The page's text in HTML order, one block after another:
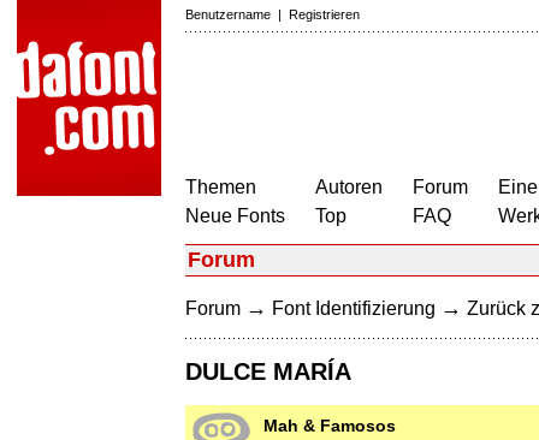
Benutzername | Registrieren
Themen
Neue Fonts
Autoren
Top
Forum
FAQ
Forum
Forum → Font Identifizierung → Zurück
DULCE MARÍA
Mah & Famosos